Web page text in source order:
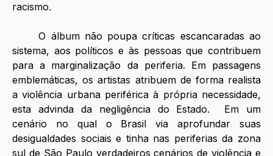
racismo.
	O álbum não poupa críticas escancaradas ao
sistema, aos políticos e às pessoas que contribuem
para a marginalização da periferia. Em passagens
emblemáticas, os artistas atribuem de forma realista
a violência urbana periférica à própria necessidade,
esta advinda da negligência do Estado.  Em um
cenário no qual o Brasil via aprofundar suas
desigualdades sociais e tinha nas periferias da zona
sul de São Paulo verdadeiros cenários de violência e